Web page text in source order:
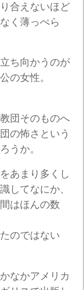
合えないほど
く薄っぺら
ち向かうのが
の女性。
団そのものへ
の怖さという
うか。
あまり多くし
してなにか、
はほんの数
のではない
なかアメリカ